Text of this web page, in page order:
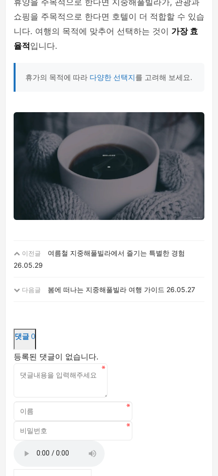
휴양을 주목적으로 한다면 지중해풀빌라가, 관광과
쇼핑을 주목적으로 한다면 호텔이 더 적합할 수 있습
니다. 여행의 목적에 맞추어 선택하는 것이 가장 효
율적입니다.
휴가의 목적에 따라 다양한 선택지를 고려해 보세요.
이전글
여름철 지중해풀빌라에서 즐기는 특별한 경험
26.05.29
다음글 봄에 떠나는 지중해풀빌라 여행 가이드 26.05.27
댓글 0
등록된 댓글이 없습니다.